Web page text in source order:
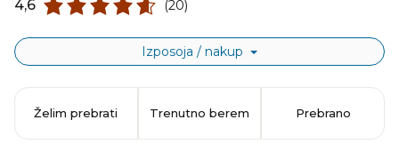
4,6 (20)
Izposoja / nakup
Želim prebrati Trenutno berem Prebrano